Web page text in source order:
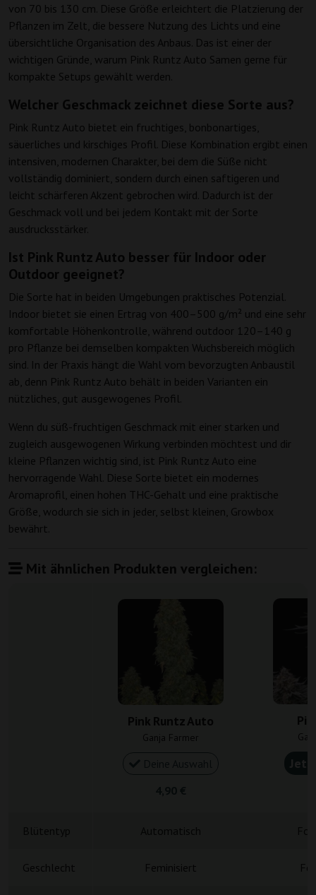
von 70 bis 130 cm. Diese Größe erleichtert die Platzierung der
Pflanzen im Zelt, die bessere Nutzung des Lichts und eine
übersichtliche Organisation des Anbaus. Das ist einer der
wichtigen Gründe, warum Pink Runtz Auto Samen gerne für
kompakte Setups gewählt werden.
Welcher Geschmack zeichnet diese Sorte aus?
Pink Runtz Auto bietet ein fruchtiges, bonbonartiges,
säuerliches und kirschiges Profil. Diese Kombination ergibt einen
intensiven, modernen Charakter, bei dem die Süße nicht
vollständig dominiert, sondern durch einen saftigeren und
leicht schärferen Akzent gebrochen wird. Dadurch ist der
Geschmack voll und bei jedem Kontakt mit der Sorte
ausdrucksstärker.
Ist Pink Runtz Auto besser für Indoor oder
Outdoor geeignet?
Die Sorte hat in beiden Umgebungen praktisches Potenzial.
Indoor bietet sie einen Ertrag von 400–500 g/m² und eine sehr
komfortable Höhenkontrolle, während outdoor 120–140 g
pro Pflanze bei demselben kompakten Wuchsbereich möglich
sind. In der Praxis hängt die Wahl vom bevorzugten Anbaustil
ab, denn Pink Runtz Auto behält in beiden Varianten ein
nützliches, gut ausgewogenes Profil.
Wenn du süß-fruchtigen Geschmack mit einer starken und
zugleich ausgewogenen Wirkung verbinden möchtest und dir
kleine Pflanzen wichtig sind, ist Pink Runtz Auto eine
hervorragende Wahl. Diese Sorte bietet ein modernes
Aromaprofil, einen hohen THC-Gehalt und eine praktische
Größe, wodurch sie sich in jeder, selbst kleinen, Growbox
bewährt.
Mit ähnlichen Produkten vergleichen:
Pink Runtz Auto
Ganja Farmer
Geschlecht Feminisiert